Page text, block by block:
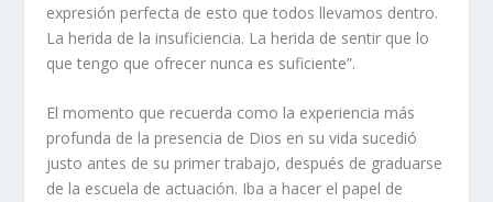
expresión perfecta de esto que todos llevamos dentro.
La herida de la insuficiencia. La herida de sentir que lo
que tengo que ofrecer nunca es suficiente”.
El momento que recuerda como la experiencia más
profunda de la presencia de Dios en su vida sucedió
justo antes de su primer trabajo, después de graduarse
de la escuela de actuación. Iba a hacer el papel de